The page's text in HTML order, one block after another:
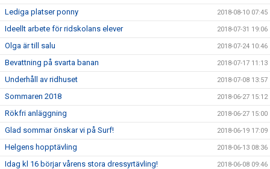
Lediga platser ponny 2018-08-10 07:45
Ideellt arbete för ridskolans elever 2018-07-31 19:06
Olga är till salu 2018-07-24 10:46
Bevattning på svarta banan 2018-07-17 11:13
Underhåll av ridhuset 2018-07-08 13:57
Sommaren 2018 2018-06-27 15:12
Rökfri anläggning 2018-06-27 15:00
Glad sommar önskar vi på Surf! 2018-06-19 17:09
Helgens hopptävling 2018-06-13 08:36
Idag kl 16 börjar vårens stora dressyrtävling! 2018-06-08 09:46